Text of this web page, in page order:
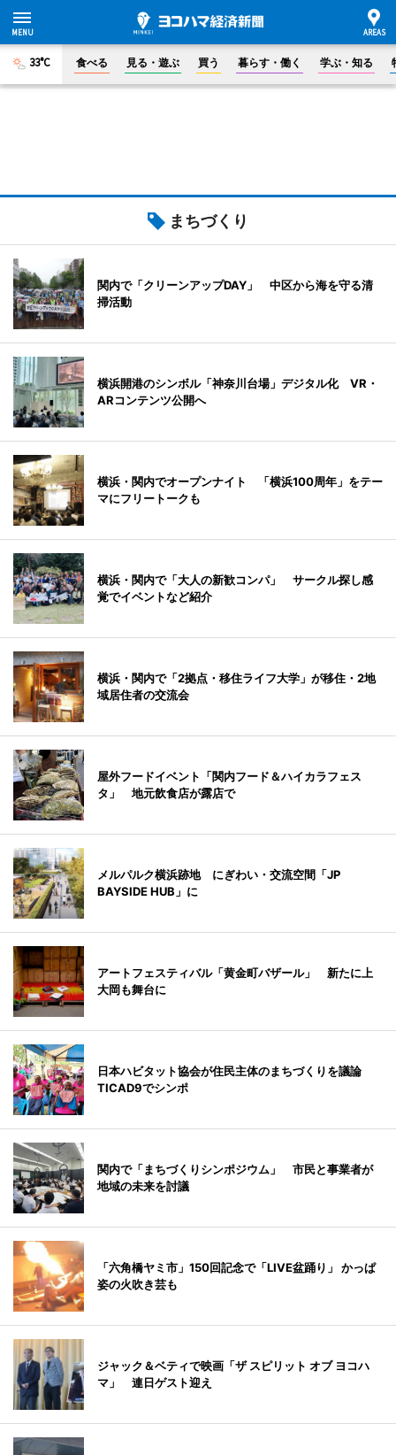
33°C 食べる 見る・遊ぶ 買う 暮らす・働く 学ぶ・知る
まちづくり
関内で「クリーンアップDAY」 中区から海を守る清
掃活動
横浜開港のシンボル「神奈川台場」デジタル化 VR・
ARコンテンツ公開へ
横浜・関内でオープンナイト 「横浜100周年」をテー
マにフリートークも
横浜・関内で「大人の新歓コンパ」 サークル探し感
覚でイベントなど紹介
横浜・関内で「2拠点・移住ライフ大学」が移住・2地
域居住者の交流会
屋外フードイベント「関内フード＆ハイカラフェス
タ」 地元飲食店が露店で
メルパルク横浜跡地 にぎわい・交流空間「JP
BAYSIDE HUB」に
アートフェスティバル「黄金町バザール」 新たに上
大岡も舞台に
日本ハビタット協会が住民主体のまちづくりを議論
TICAD9でシンポ
関内で「まちづくりシンポジウム」 市民と事業者が
地域の未来を討議
「六角橋ヤミ市」150回記念で「LIVE盆踊り」 かっぱ
姿の火吹き芸も
ジャック＆ベティで映画「ザ スピリット オブ ヨコハ
マ」 連日ゲスト迎え